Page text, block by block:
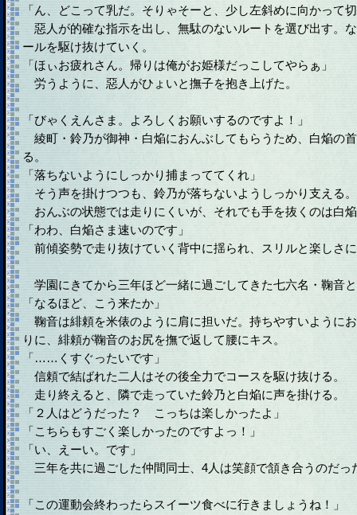
「ん、どこって乳だ。そりゃそーと、少し左斜めに向かって
惡人が的確な指示を出し、無駄のないルートを選び出す。
ールを駆け抜けていく。
「ほぃお疲れさん。帰りは俺がお姫様だっこしてやらぁ」
労うように、惡人がひょいと撫子を抱き上げた。
「びゃくえんさま。よろしくお願いするのですよ！」
綾町・鈴乃が御神・白焔におんぶしてもらうため、白焔の
る。
「落ちないようにしっかり捕まっててくれ」
そう声を掛けつつも、鈴乃が落ちないようしっかり支える。
おんぶの状態では走りにくいが、それでも手を抜くのは白
「わわ、白焔さま速いのです」
前傾姿勢で走り抜けていく背中に揺られ、スリルと楽しさ
学園にきてから三年ほど一緒に過ごしてきた七六名・鞠音
「なるほど、こう来たか」
鞠音は緋頼を米俵のように肩に担いだ。持ちやすいように
りに、緋頼が鞠音のお尻を撫で返して腰にキス。
「……くすぐったいです」
信頼で結ばれた二人はその後全力でコースを駆け抜ける。
走り終えると、隣で走っていた鈴乃と白焔に声を掛ける。
「２人はどうだった？ こっちは楽しかったよ」
「こちらもすごく楽しかったのですよっ！」
「い、えーい。です」
三年を共に過ごした仲間同士、4人は笑顔で頷き合うのだっ
「この運動会終わったらスイーツ食べに行きましょうね！」